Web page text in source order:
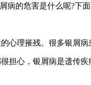
的危害是什么呢?下面
心理摧残。很多银屑
担心，银屑病是遗传